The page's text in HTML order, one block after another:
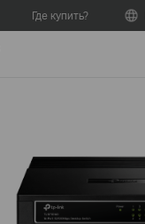
Где купить?